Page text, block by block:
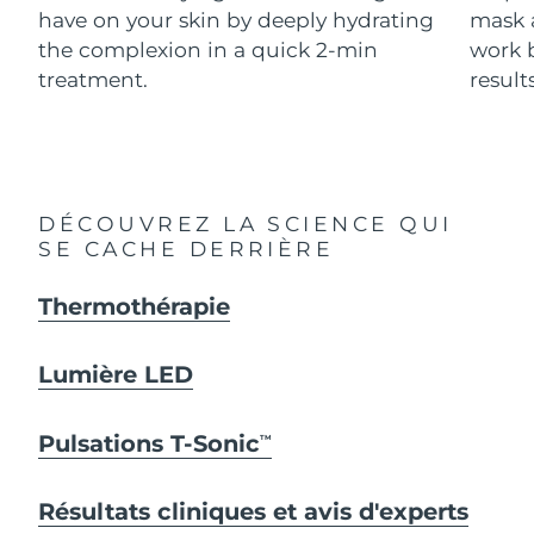
have on your skin by deeply hydrating
the complexion in a quick 2-min
treatment.
mask
work
DÉCOUVREZ LA SCIENCE QUI
SE CACHE DERRIÈRE
Thermothérapie
Lumière LED
Pulsations T-SonicTM
Résultats cliniques et avis d'experts
For healthy hair
18% PAP
Cosmétiques Hommes
Israël Livraison estimée 8/14/26
Italie 8/10/26
Kazakhstan Livraison estimée
Koweït
Lettonie